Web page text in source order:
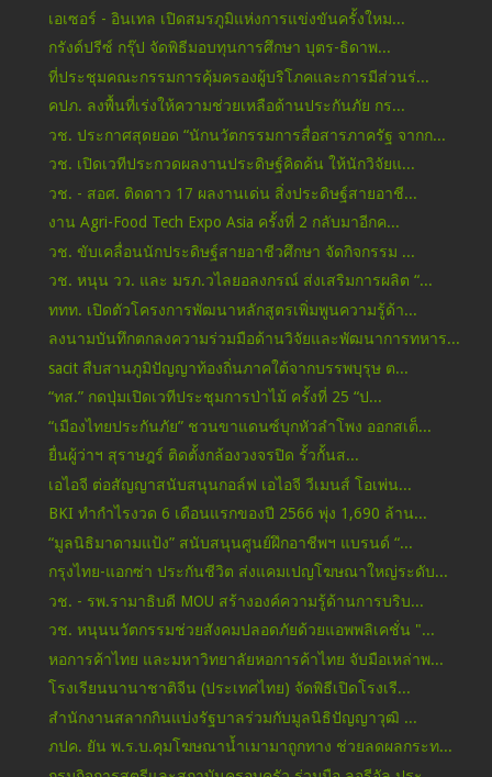
เอเซอร์ - อินเทล เปิดสมรภูมิแห่งการแข่งขันครั้งใหม...
กรังด์ปรีซ์ กรุ๊ป จัดพิธีมอบทุนการศึกษา บุตร-ธิดาพ...
ที่ประชุมคณะกรรมการคุ้มครองผู้บริโภคและการมีส่วนร่...
คปภ. ลงพื้นที่เร่งให้ความช่วยเหลือด้านประกันภัย กร...
วช. ประกาศสุดยอด “นักนวัตกรรมการสื่อสารภาครัฐ จากก...
วช. เปิดเวทีประกวดผลงานประดิษฐ์คิดค้น ให้นักวิจัยแ...
วช. - สอศ. ติดดาว 17 ผลงานเด่น สิ่งประดิษฐ์สายอาชี...
งาน Agri-Food Tech Expo Asia ครั้งที่ 2 กลับมาอีกค...
วช. ขับเคลื่อนนักประดิษฐ์สายอาชีวศึกษา จัดกิจกรรม ...
วช. หนุน วว. และ มรภ.วไลยอลงกรณ์ ส่งเสริมการผลิต “...
ททท. เปิดตัวโครงการพัฒนาหลักสูตรเพิ่มพูนความรู้ด้า...
ลงนามบันทึกตกลงความร่วมมือด้านวิจัยและพัฒนาการทหาร...
sacit สืบสานภูมิปัญญาท้องถิ่นภาคใต้จากบรรพบุรุษ ต...
“ทส.” กดปุ่มเปิดเวทีประชุมการป่าไม้ ครั้งที่ 25 “ป...
“เมืองไทยประกันภัย” ชวนขาแดนซ์บุกหัวลำโพง ออกสเต็...
ยื่นผู้ว่าฯ สุราษฎร์ ติดตั้งกล้องวงจรปิด รั้วกั้นส...
เอไอจี ต่อสัญญาสนับสนุนกอล์ฟ เอไอจี วีเมนส์ โอเพ่น...
BKI ทำกำไรงวด 6 เดือนแรกของปี 2566 พุ่ง 1,690 ล้าน...
“มูลนิธิมาดามแป้ง” สนับสนุนศูนย์ฝึกอาชีพฯ แบรนด์ “...
กรุงไทย-แอกซ่า ประกันชีวิต ส่งแคมเปญโฆษณาใหญ่ระดับ...
วช. - รพ.รามาธิบดี MOU สร้างองค์ความรู้ด้านการบริบ...
วช. หนุนนวัตกรรมช่วยสังคมปลอดภัยด้วยแอพพลิเคชั่น "...
หอการค้าไทย และมหาวิทยาลัยหอการค้าไทย จับมือเหล่าพ...
โรงเรียนนานาชาติจีน (ประเทศไทย) จัดพิธีเปิดโรงเรี...
สำนักงานสลากกินแบ่งรัฐบาลร่วมกับมูลนิธิปัญญาวุฒิ ...
ภปค. ยัน พ.ร.บ.คุมโฆษณาน้ำเมามาถูกทาง ช่วยลดผลกระท...